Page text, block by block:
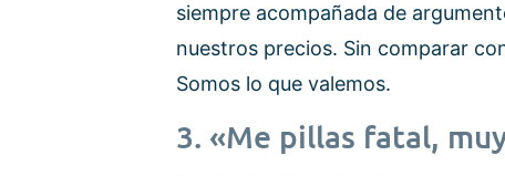
siempre acompañada de
nuestros precios. Sin comparar
Somos lo que valemos.
3. «Me pillas fatal,